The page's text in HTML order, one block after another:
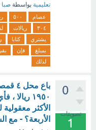
تعليمية بواسطة صبا
عصام ٥٠٠
٣٠٤
ريالات
يشتري
كتابا
بمبلغ
فإن
لذلك
0
تصويتات
1
باع
١٩٥٠ ريالا
الأكثر
الأربعة؟ - مع